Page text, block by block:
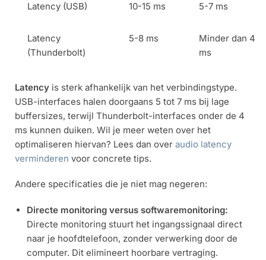
Latency (USB) 10-15 ms 5-7 ms
Latency
(Thunderbolt)
5-8 ms
Minder dan 4
ms
Latency is sterk afhankelijk van het verbindingstype.
USB-interfaces halen doorgaans 5 tot 7 ms bij lage
buffersizes, terwijl Thunderbolt-interfaces onder de 4
ms kunnen duiken. Wil je meer weten over het
optimaliseren hiervan? Lees dan over audio latency
verminderen voor concrete tips.
Andere specificaties die je niet mag negeren:
Directe monitoring versus softwaremonitoring:
Directe monitoring stuurt het ingangssignaal direct
naar je hoofdtelefoon, zonder verwerking door de
computer. Dit elimineert hoorbare vertraging.